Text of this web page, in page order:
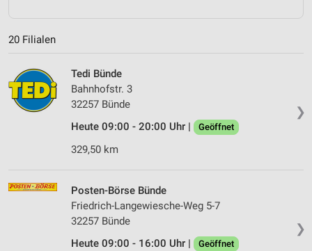
20 Filialen
❯
Tedi Bünde
Bahnhofstr. 3
32257 Bünde
Heute 09:00 - 20:00 Uhr |
Geöffnet
329,50 km
❯
Posten-Börse Bünde
Friedrich-Langewiesche-Weg 5-7
32257 Bünde
Heute 09:00 - 16:00 Uhr |
Geöffnet